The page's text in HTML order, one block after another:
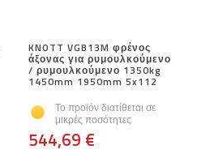
KNOTT VGB13M φρένος
άξονας για ρυμουλκούμενο
/ ρυμουλκούμενο 1350kg
1450mm 1950mm 5x112
Το προϊόν διατίθεται σε
μικρές ποσότητες
544,69 €